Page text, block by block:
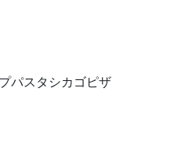
パスタシカゴピザ